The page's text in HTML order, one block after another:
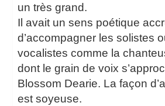
un très grand.
Il avait un sens poétique
d’accompagner les solistes
vocalistes comme la
dont le grain de voix
Blossom Dearie. La façon
est soyeuse.